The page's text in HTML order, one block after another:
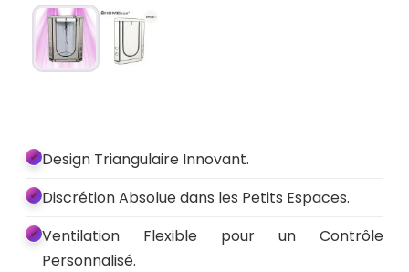
Design Triangulaire Innovant.
Discrétion Absolue dans les Petits Espaces.
Ventilation Flexible pour un Contrôle
Personnalisé.